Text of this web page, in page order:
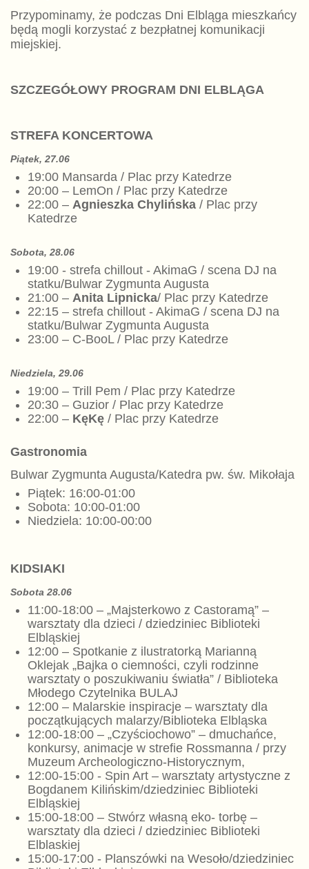
Przypominamy, że podczas Dni Elbląga mieszkańcy
będą mogli korzystać z bezpłatnej komunikacji
miejskiej.
SZCZEGÓŁOWY PROGRAM DNI ELBLĄGA
STREFA KONCERTOWA
Piątek, 27.06
19:00 Mansarda / Plac przy Katedrze
20:00 – LemOn / Plac przy Katedrze
22:00 – Agnieszka Chylińska/ Plac przy
Katedrze
Sobota, 28.06
19:00 - strefa chillout - AkimaG / scena DJ na
statku/Bulwar Zygmunta Augusta
21:00 – Anita Lipnicka/ Plac przy Katedrze
22:15 – strefa chillout - AkimaG / scena DJ na
statku/Bulwar Zygmunta Augusta
23:00 – C-BooL / Plac przy Katedrze
Niedziela, 29.06
19:00 – Trill Pem / Plac przy Katedrze
20:30 – Guzior / Plac przy Katedrze
22:00 – KęKę / Plac przy Katedrze
Gastronomia
Bulwar Zygmunta Augusta/Katedra pw. św. Mikołaja
Piątek: 16:00-01:00
Sobota: 10:00-01:00
Niedziela: 10:00-00:00
KIDSIAKI
Sobota 28.06
11:00-18:00 – „Majsterkowo z Castoramą” –
warsztaty dla dzieci / dziedziniec Biblioteki
Elbląskiej
12:00 – Spotkanie z ilustratorką Marianną
Oklejak „Bajka o ciemności, czyli rodzinne
warsztaty o poszukiwaniu światła” / Biblioteka
Młodego Czytelnika BULAJ
12:00 – Malarskie inspiracje – warsztaty dla
początkujących malarzy/Biblioteka Elbląska
12:00-18:00 – „Czyściochowo” – dmuchańce,
konkursy, animacje w strefie Rossmanna / przy
Muzeum Archeologiczno-Historycznym,
12:00-15:00 - Spin Art – warsztaty artystyczne z
Bogdanem Kilińskim/dziedziniec Biblioteki
Elbląskiej
15:00-18:00 – Stwórz własną eko- torbę –
warsztaty dla dzieci / dziedziniec Biblioteki
Elblaskiej
15:00-17:00 - Planszówki na Wesoło/dziedziniec